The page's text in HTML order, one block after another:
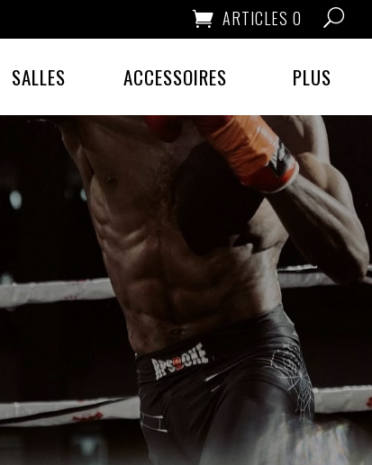
ARTICLES 0
SALLES ACCESSOIRES PLUS